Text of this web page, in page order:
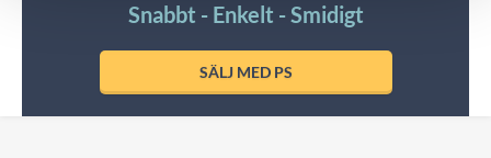
Snabbt - Enkelt - Smidigt
SÄLJ MED PS